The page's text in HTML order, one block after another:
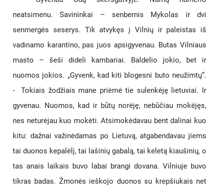
neatsimenu. Savininkai – senbernis Mykolas ir dvi
senmergės seserys. Tik atvykęs į Vilnių ir paleistas iš
vadinamo karantino, pas juos apsigyvenau. Butas Vilniaus
masto – šeši dideli kambariai. Baldelio jokio, bet ir
nuomos jokios. „Gyvenk, kad kiti blogesni buto neužimtų“.
- Tokiais žodžiais mane priėmė tie sulenkėję lietuviai. Ir
gyvenau. Nuomos, kad ir būtų norėję, nebūčiau mokėjęs,
nes neturėjau kuo mokėti. Atsimokėdavau bent dalinai kuo
kitu: dažnai važinėdamas po Lietuvą, atgabendavau jiems
tai duonos kepalėlį, tai lašinių gabalą, tai keletą kiaušinių, o
tas anais laikais buvo labai brangi dovana. Vilniuje buvo
tikras badas. Žmonės ieškojo duonos su krepšiukais net